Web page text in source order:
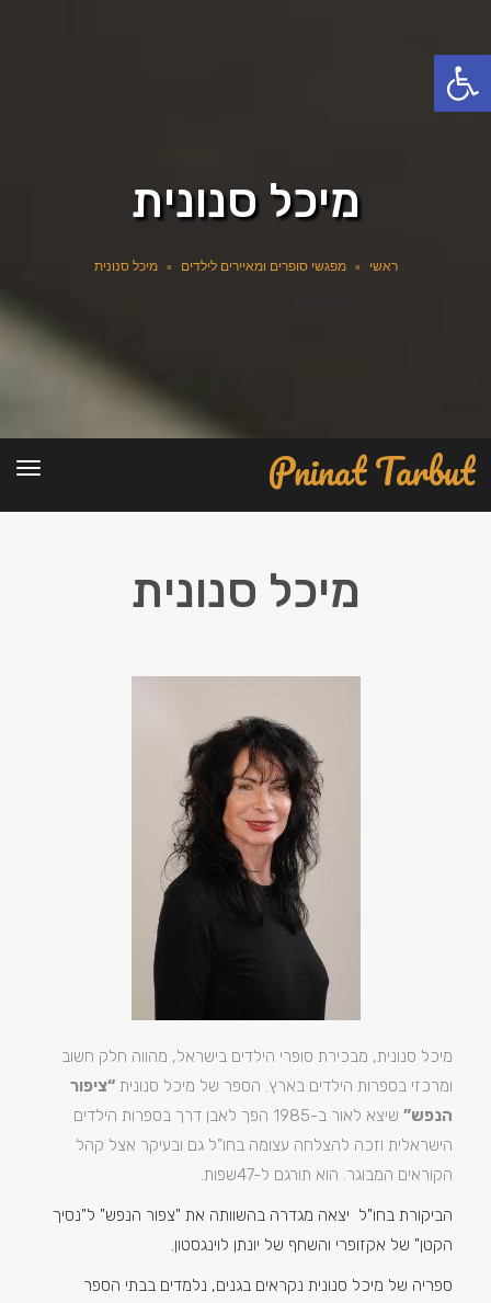
פתח סרגל נגישות
מיכל סנונית
ראשי » מפגשי סופרים ומאיירים לילדים » מיכל סנונית
Pninat Tarbut
מיכל סנונית
מיכל סנונית, מבכירת סופרי הילדים בישראל, מהווה חלק חשוב
ומרכזי בספרות הילדים בארץ. הספר של מיכל סנונית “ציפור
הנפש”
שיצא לאור ב-1985 הפך לאבן דרך בספרות הילדים
הישראלית וזכה להצלחה עצומה בחו”ל גם ובעיקר אצל קהל
הקוראים המבוגר. הוא תורגם ל-47שפות.
הביקורת בחו"ל יצאה מגדרה בהשוותה את "צפור הנפש" ל"נסיך
הקטן" של אקזופרי והשחף של יונתן לוינגסטון.
ספריה של מיכל סנונית נקראים בגנים, נלמדים בבתי הספר